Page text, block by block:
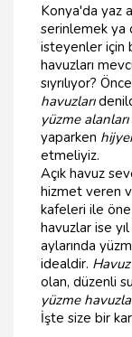
Konya'da yaz
serinlemek ya
isteyenler için
havuzları
sıyrılıyor?
havuzları
yüzme alanları
yaparken
etmeliyiz.
Açık havuz
hizmet veren
kafeleri ile öne
havuzlar ise
aylarında
idealdir.
olan, düzenli
yüzme
İşte size bir